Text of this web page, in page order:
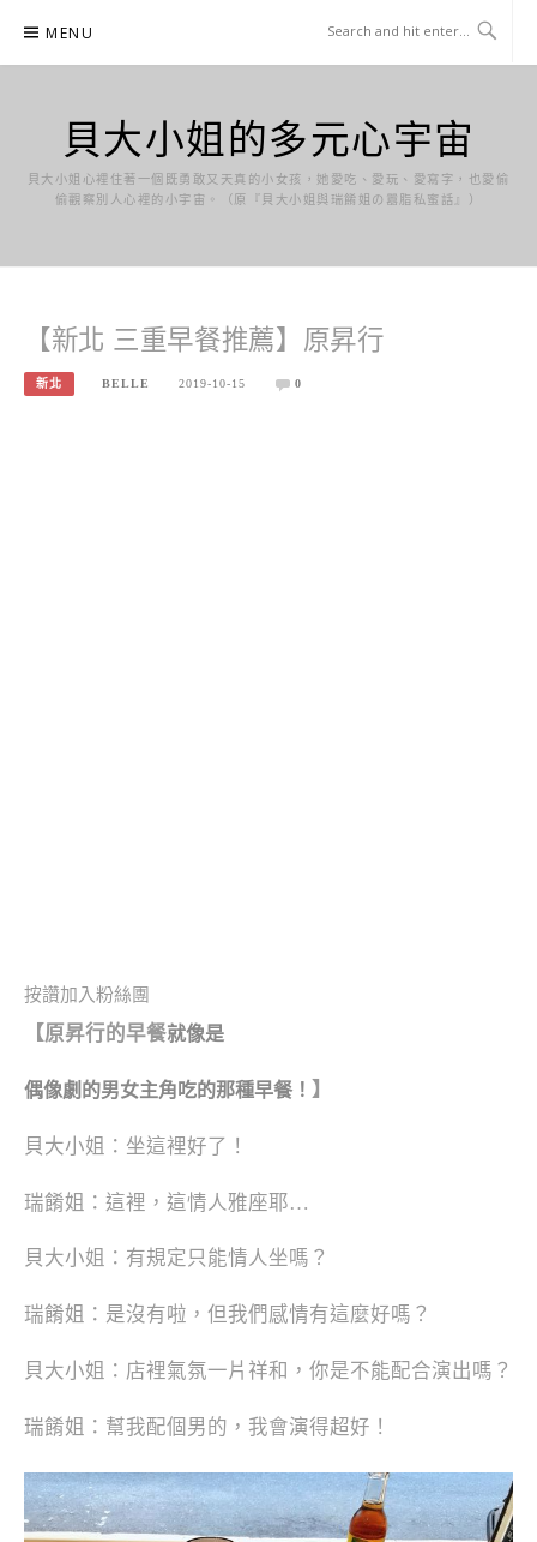
content
MENU
貝大小姐的多元心宇宙
貝大小姐心裡住著一個既勇敢又天真的小女孩，她愛吃、愛玩、愛寫字，也愛偷
偷觀察別人心裡的小宇宙。（原『貝大小姐與瑞餚姐の囂脂私蜜話』）
【新北 三重早餐推薦】原昇行
新北 BELLE 2019-10-15 0
按讚加入粉絲團
【原昇行的早餐就像是
偶像劇的男女主角吃的那種早餐！ 】
貝大小姐：坐這裡好了！
瑞餚姐：這裡，這情人雅座耶…
貝大小姐：有規定只能情人坐嗎？
瑞餚姐：是沒有啦，但我們感情有這麼好嗎？
貝大小姐：店裡氣氛一片祥和，你是不能配合演出嗎？
瑞餚姐：幫我配個男的，我會演得超好！